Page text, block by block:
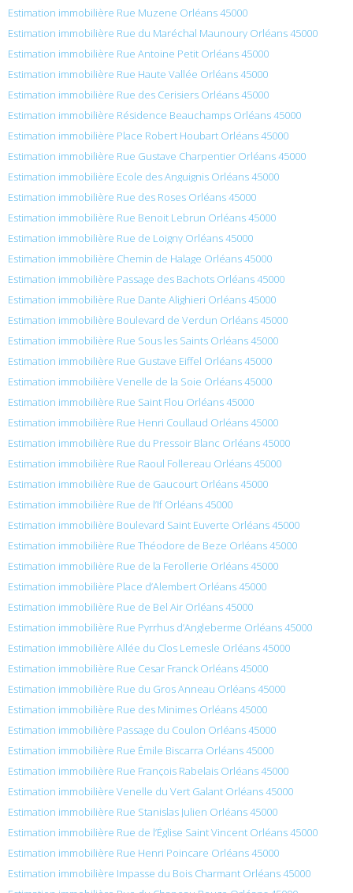
Estimation immobilière Rue Muzene Orléans 45000
Estimation immobilière Rue du Maréchal Maunoury Orléans 45000
Estimation immobilière Rue Antoine Petit Orléans 45000
Estimation immobilière Rue Haute Vallée Orléans 45000
Estimation immobilière Rue des Cerisiers Orléans 45000
Estimation immobilière Résidence Beauchamps Orléans 45000
Estimation immobilière Place Robert Houbart Orléans 45000
Estimation immobilière Rue Gustave Charpentier Orléans 45000
Estimation immobilière Ecole des Anguignis Orléans 45000
Estimation immobilière Rue des Roses Orléans 45000
Estimation immobilière Rue Benoit Lebrun Orléans 45000
Estimation immobilière Rue de Loigny Orléans 45000
Estimation immobilière Chemin de Halage Orléans 45000
Estimation immobilière Passage des Bachots Orléans 45000
Estimation immobilière Rue Dante Alighieri Orléans 45000
Estimation immobilière Boulevard de Verdun Orléans 45000
Estimation immobilière Rue Sous les Saints Orléans 45000
Estimation immobilière Rue Gustave Eiffel Orléans 45000
Estimation immobilière Venelle de la Soie Orléans 45000
Estimation immobilière Rue Saint Flou Orléans 45000
Estimation immobilière Rue Henri Coullaud Orléans 45000
Estimation immobilière Rue du Pressoir Blanc Orléans 45000
Estimation immobilière Rue Raoul Follereau Orléans 45000
Estimation immobilière Rue de Gaucourt Orléans 45000
Estimation immobilière Rue de l’If Orléans 45000
Estimation immobilière Boulevard Saint Euverte Orléans 45000
Estimation immobilière Rue Théodore de Beze Orléans 45000
Estimation immobilière Rue de la Ferollerie Orléans 45000
Estimation immobilière Place d’Alembert Orléans 45000
Estimation immobilière Rue de Bel Air Orléans 45000
Estimation immobilière Rue Pyrrhus d’Angleberme Orléans 45000
Estimation immobilière Allée du Clos Lemesle Orléans 45000
Estimation immobilière Rue Cesar Franck Orléans 45000
Estimation immobilière Rue du Gros Anneau Orléans 45000
Estimation immobilière Rue des Minimes Orléans 45000
Estimation immobilière Passage du Coulon Orléans 45000
Estimation immobilière Rue Émile Biscarra Orléans 45000
Estimation immobilière Rue François Rabelais Orléans 45000
Estimation immobilière Venelle du Vert Galant Orléans 45000
Estimation immobilière Rue Stanislas Julien Orléans 45000
Estimation immobilière Rue de l’Église Saint Vincent Orléans 45000
Estimation immobilière Rue Henri Poincare Orléans 45000
Estimation immobilière Impasse du Bois Charmant Orléans 45000